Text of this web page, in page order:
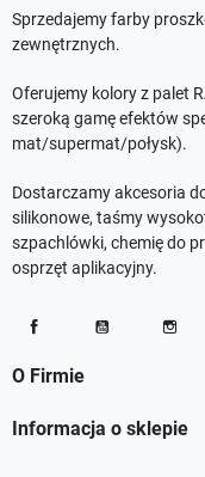
Sprzedajemy farby
zewnętrznych.
Oferujemy kolory z palet
szeroką gamę efektów
mat/supermat/połysk).
Dostarczamy akcesoria
silikonowe, taśmy
szpachlówki, chemię do
osprzęt aplikacyjny.
O Firmie
Informacja o sklepie